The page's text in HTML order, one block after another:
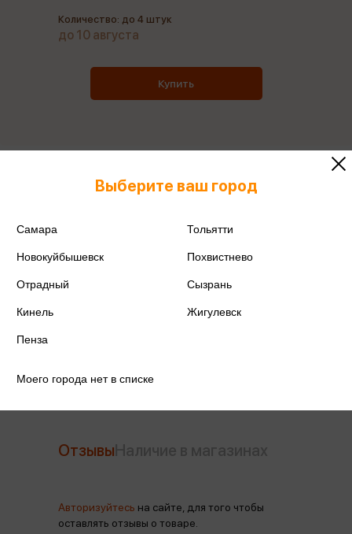
Количество: до 4 штук
до 10 августа
Купить
Отзывы
Авторизуйтесь на сайте, для того чтобы
оставлять отзывы о товаре.
Выберите ваш город
Самара Тольятти
Новокуйбышевск Похвистнево
Отрадный Сызрань
Кинель Жигулевск
Пенза
Моего города нет в списке